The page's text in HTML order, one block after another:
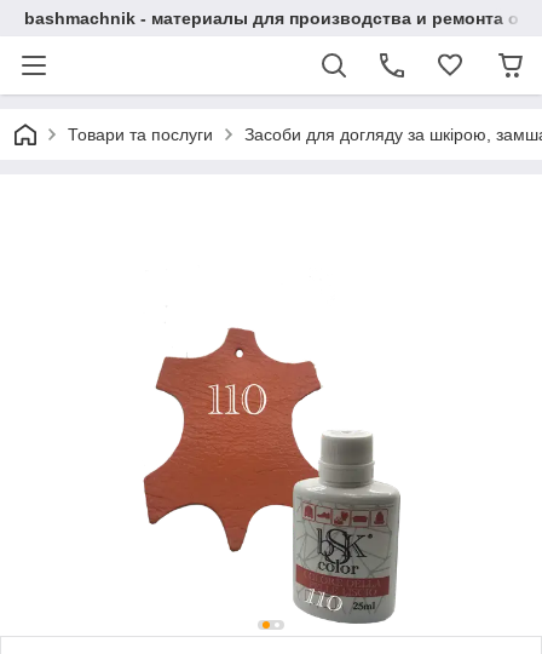
bashmachnik - материалы для производства и ремонта
Товари та послуги Засоби для догляду за шкірою,